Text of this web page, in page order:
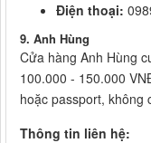
Điện thoại:
9. Anh Hùng
Cửa hàng Anh Hùng
100.000 - 150.000
hoặc passport, không
Thông tin liên hệ: